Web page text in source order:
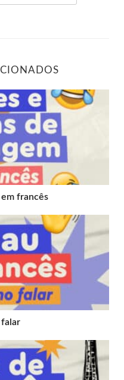
em francês
francês
falar
falar
sobrevivência